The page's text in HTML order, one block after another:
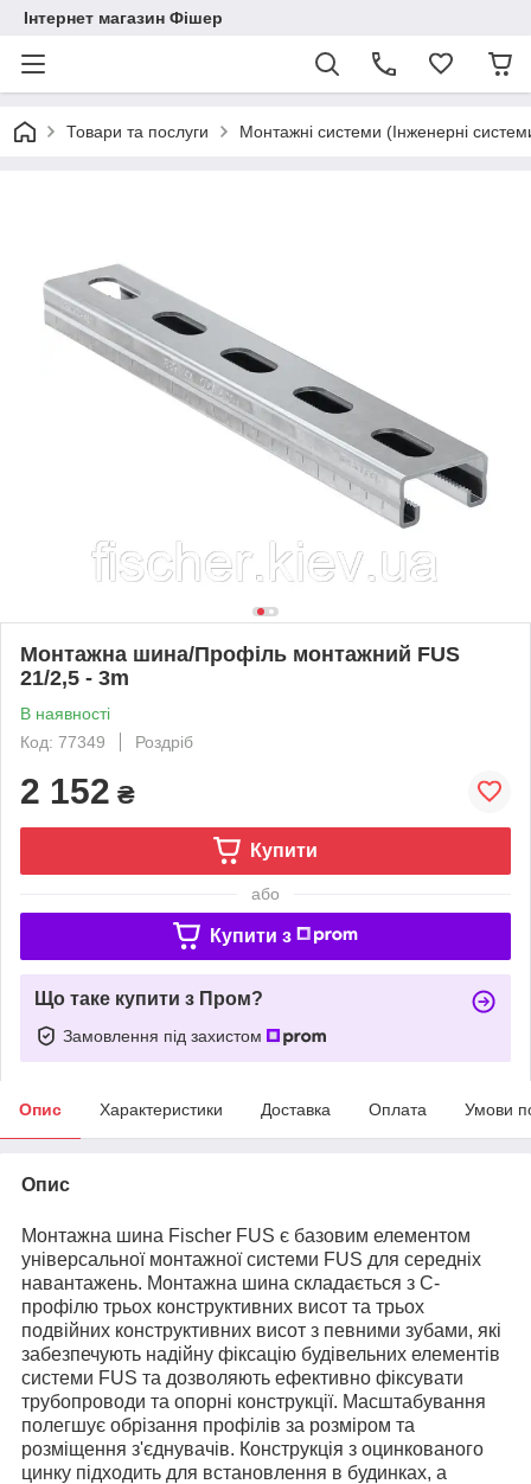
Інтернет магазин Фішер
Товари та послуги Монтажні системи (Інженерні
Монтажна шина/Профіль монтажний FUS
21/2,5 - 3m
В наявності
Код: 77349
Роздріб
2 152 ₴
Купити
або
Купити з
Що таке купити з Пром?
Замовлення під захистом
Опис Характеристики Доставка Оплата Умови
Опис
Монтажна шина Fischer FUS є базовим елементом
універсальної монтажної системи FUS для середніх
навантажень. Монтажна шина складається з С-
профілю трьох конструктивних висот та трьох
подвійних конструктивних висот з певними зубами, які
забезпечують надійну фіксацію будівельних елементів
системи FUS та дозволяють ефективно фіксувати
трубопроводи та опорні конструкції. Масштабування
полегшує обрізання профілів за розміром та
розміщення з'єднувачів. Конструкція з оцинкованого
цинку підходить для встановлення в будинках, а